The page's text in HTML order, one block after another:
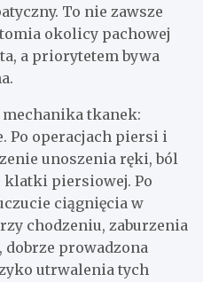
To nie zawsze
okolicy pachowej
a priorytetem bywa
tkanek:
Po operacjach piersi i
unoszenia ręki, ból
klatki piersiowej. Po
ciągnięcia w
chodzeniu, zaburzenia
dobrze prowadzona
utrwalenia tych